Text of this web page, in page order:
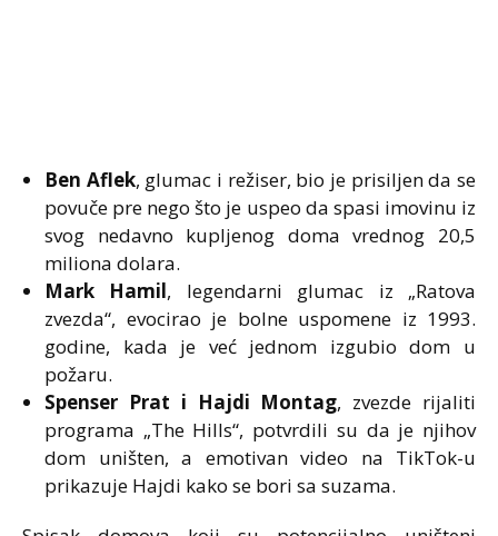
Ben Aflek, glumac i režiser, bio je prisiljen da se
povuče pre nego što je uspeo da spasi imovinu iz
svog nedavno kupljenog doma vrednog 20,5
miliona dolara.
Mark Hamil, legendarni glumac iz „Ratova
zvezda“, evocirao je bolne uspomene iz 1993.
godine, kada je već jednom izgubio dom u
požaru.
Spenser Prat i Hajdi Montag, zvezde rijaliti
programa „The Hills“, potvrdili su da je njihov
dom uništen, a emotivan video na TikTok-u
prikazuje Hajdi kako se bori sa suzama.